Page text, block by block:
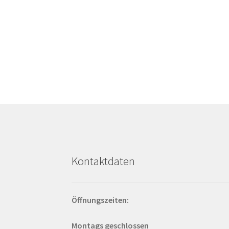
Kontaktdaten
Öffnungszeiten:
Montags geschlossen